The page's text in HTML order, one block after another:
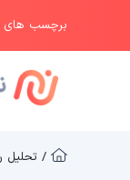
برچسب های
/ تحلیل